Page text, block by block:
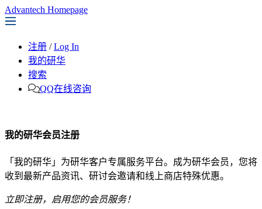
Advantech Homepage
注册 / Log In
我的研华
搜索
QQ在线咨询
我的研华会员注册
「我的研华」为研华客户专属服务平台。成为研华会员，您将
收到最新产品资讯、研讨会邀请和线上商店特殊优惠。
立即注册，启用您的会员服务！